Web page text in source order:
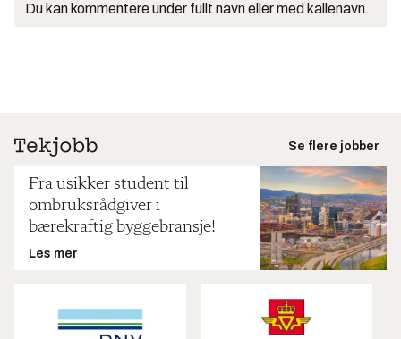
Du kan kommentere under fullt navn eller med kallenavn.
Se flere jobber
Fra usikker student til
ombruksrådgiver i
bærekraftig byggebransje!
Les mer